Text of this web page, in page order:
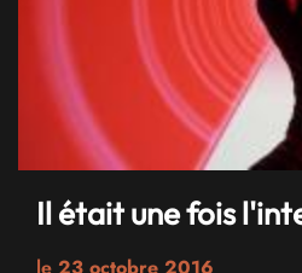
Il était une fois